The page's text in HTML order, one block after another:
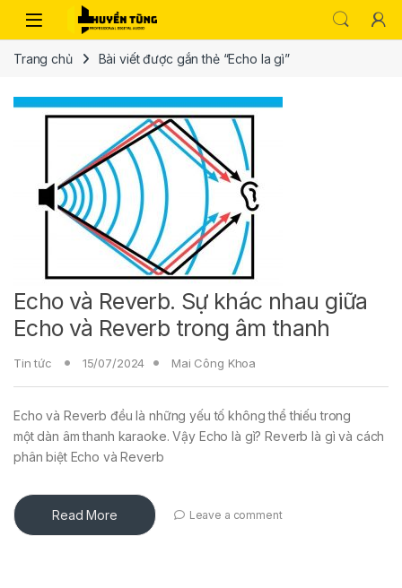
Trang chủ Bài viết được gắn thẻ “Echo la gì”
Echo và Reverb. Sự khác nhau giữa
Echo và Reverb trong âm thanh
Tin tức 15/07/2024 Mai Công Khoa
Echo và Reverb đều là những yếu tố không thể thiếu trong
một dàn âm thanh karaoke. Vậy Echo là gì? Reverb là gì và cách
phân biệt Echo và Reverb
Read More Leave a comment